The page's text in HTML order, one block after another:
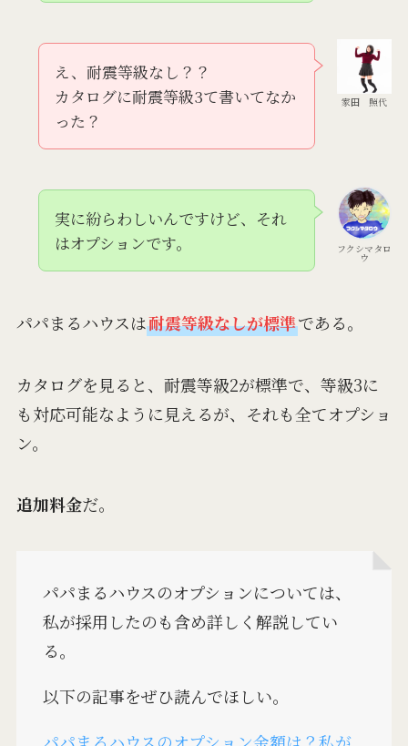
家田 照代
え、耐震等級なし？？
カタログに耐震等級3て書いてなか
った？
フクシマタロ
ウ
実に紛らわしいんですけど、それ
はオプションです。
パパまるハウスは耐震等級なしが標準である。
カタログを見ると、耐震等級2が標準で、等級3に
も対応可能なように見えるが、それも全てオプショ
ン。
追加料金だ。
パパまるハウスのオプションについては、
私が採用したのも含め詳しく解説してい
る。
以下の記事をぜひ読んでほしい。